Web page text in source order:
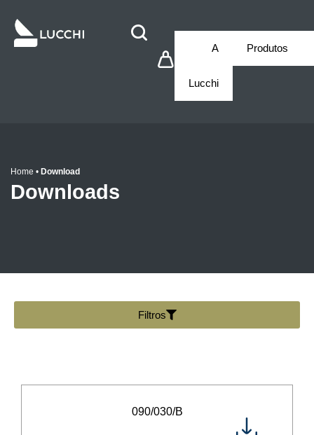
A
Lucchi
Produtos
Home • Download
Downloads
Filtros
090/030/B